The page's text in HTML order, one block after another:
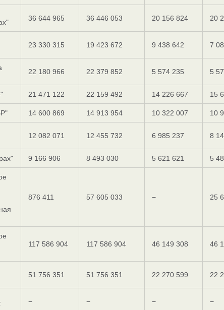
36 644 965 36 446 053 20 156 824 20
23 330 315 19 423 672 9 438 642 7
22 180 966 22 379 852 5 574 235 5
21 471 122 22 159 492 14 226 667 15
14 600 869 14 913 954 10 322 007 10
12 082 071 12 455 732 6 985 237 8
9 166 906 8 493 030 5 621 621 5
876 411 57 605 033 − 25
117 586 904 117 586 904 46 149 308 46
51 756 351 51 756 351 22 270 599 22
− − − −